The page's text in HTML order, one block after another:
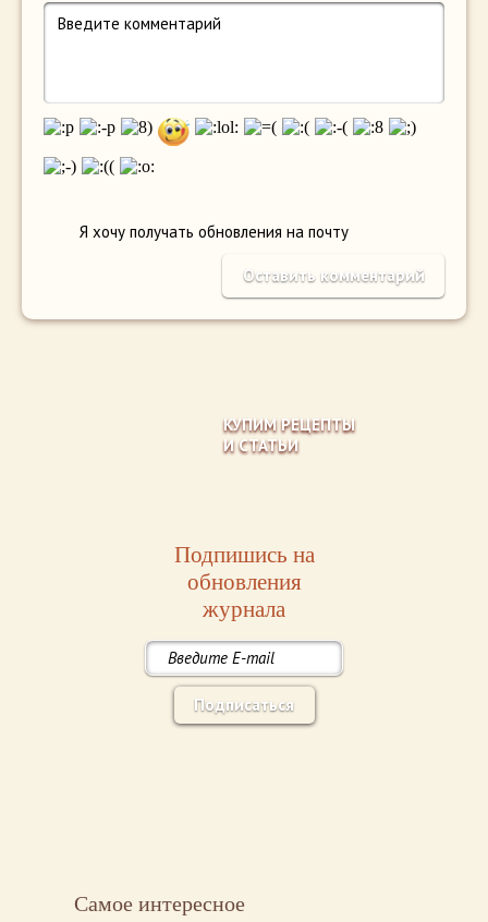
Я хочу получать обновления на почту
КУПИМ РЕЦЕПТЫ
И СТАТЬИ
Подпишись на
обновления
журнала
Подписаться
Самое интересное